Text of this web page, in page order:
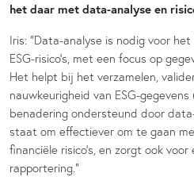
het daar met data-analyse en
Iris: “Data-analyse is nodig voor
ESG-risico’s, met een focus op
Het helpt bij het verzamelen,
nauwkeurigheid van ESG-
benadering ondersteund door
staat om effectiever om te gaan
financiële risico’s, en zorgt ook
rapportering.”